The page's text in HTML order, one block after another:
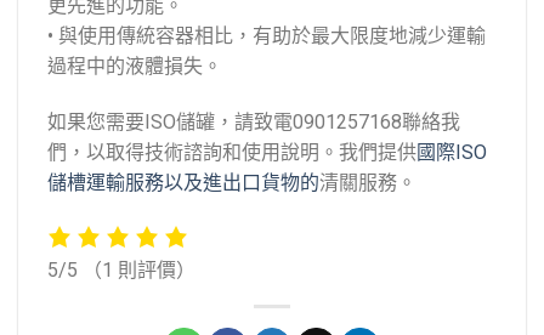
更先進的功能。
• 與使用傳統容器相比，有助於最大限度地減少運輸
過程中的液體損失。
如果您需要ISO儲罐，請致電0901257168聯絡我
們，以取得技術諮詢和使用說明。我們提供國際ISO
儲槽運輸服務以及進出口貨物的清關服務 。
5/5 （1 則評價）